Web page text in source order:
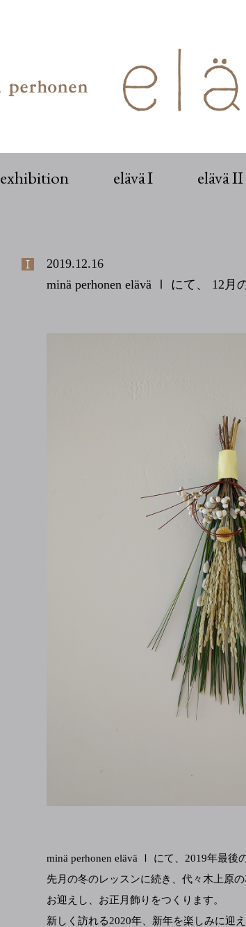
exhibition elävä I elävä II
2019.12.16
minä perhonen elävä Ⅰ にて、 12
minä perhonen elävä Ⅰ にて、2019年最後
先月の冬のレッスンに続き、代々木上原
お迎えし、お正月飾りをつくります。
新しく訪れる2020年、新年を楽しみに迎